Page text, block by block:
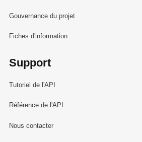
Gouvernance du projet
Fiches d'information
Support
Tutoriel de l'API
Référence de l'API
Nous contacter